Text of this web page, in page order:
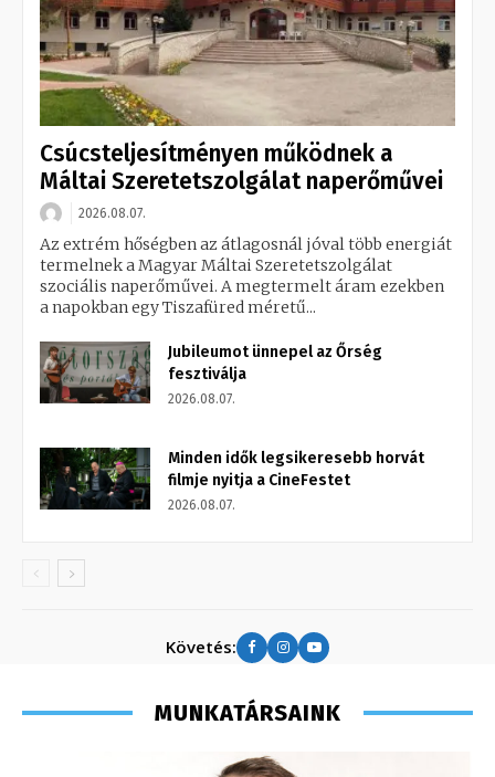
Csúcsteljesítményen működnek a
Máltai Szeretetszolgálat naperőművei
2026.08.07.
Az extrém hőségben az átlagosnál jóval több energiát
termelnek a Magyar Máltai Szeretetszolgálat
szociális naperőművei. A megtermelt áram ezekben
a napokban egy Tiszafüred méretű...
Jubileumot ünnepel az Őrség
fesztiválja
2026.08.07.
Minden idők legsikeresebb horvát
filmje nyitja a CineFestet
2026.08.07.
Követés:
MUNKATÁRSAINK